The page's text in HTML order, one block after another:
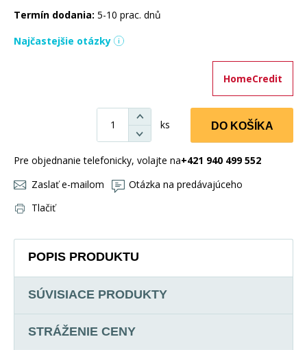
Termín dodania: 5-10 prac. dnů
Najčastejšie otázky
HomeCredit
ks DO KOŠÍKA
Pre objednanie telefonicky, volajte na+421 940 499 552
Zaslať e-mailom
Otázka na predávajúceho
Tlačiť
POPIS PRODUKTU
SÚVISIACE PRODUKTY
STRÁŽENIE CENY